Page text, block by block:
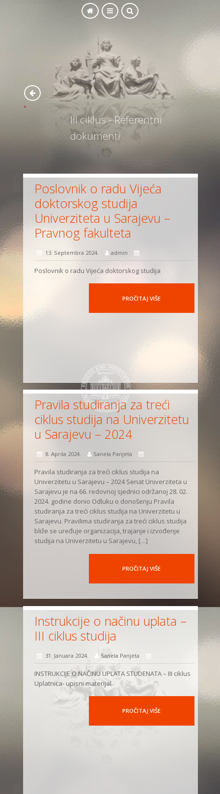
III ciklus - Referentni
dokumenti
Poslovnik o radu Vijeća
doktorskog studija
Univerziteta u Sarajevu –
Pravnog fakulteta
13. Septembra 2024. admin
Poslovnik o radu Vijeća doktorskog studija
PROČITAJ VIŠE
Pravila studiranja za treći
ciklus studija na Univerzitetu
u Sarajevu – 2024
8. Aprila 2024. Sanela Panjeta
Pravila studiranja za treći ciklus studija na
Univerzitetu u Sarajevu – 2024 Senat Univerziteta u
Sarajevu je na 66. redovnoj sjednici održanoj 28. 02.
2024. godine donio Odluku o donošenju Pravila
studiranja za treći ciklus studija na Univerzitetu u
Sarajevu. Pravilima studiranja za treći ciklus studija
bliže se uređuje organizacija, trajanje i izvođenje
studija na Univerzitetu u Sarajevu, […]
PROČITAJ VIŠE
Instrukcije o načinu uplata –
III ciklus studija
31. Januara 2024. Sanela Panjeta
INSTRUKCIJE O NAČINU UPLATA STUDENATA – III ciklus
Uplatnica- upisni materijal
PROČITAJ VIŠE